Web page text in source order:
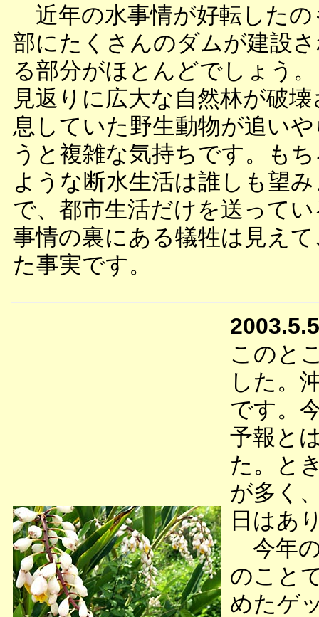
近年の水事情が好転したの
部にたくさんのダムが建設
る部分がほとんどでしょう
見返りに広大な自然林が破
息していた野生動物が追い
うと複雑な気持ちです。も
ような断水生活は誰しも望
で、都市生活だけを送って
事情の裏にある犠牲は見え
た事実です。
2003.5.5
このと
した。
です。
予報と
た。と
が多く
日はあ
今年
のこと
めたゲ